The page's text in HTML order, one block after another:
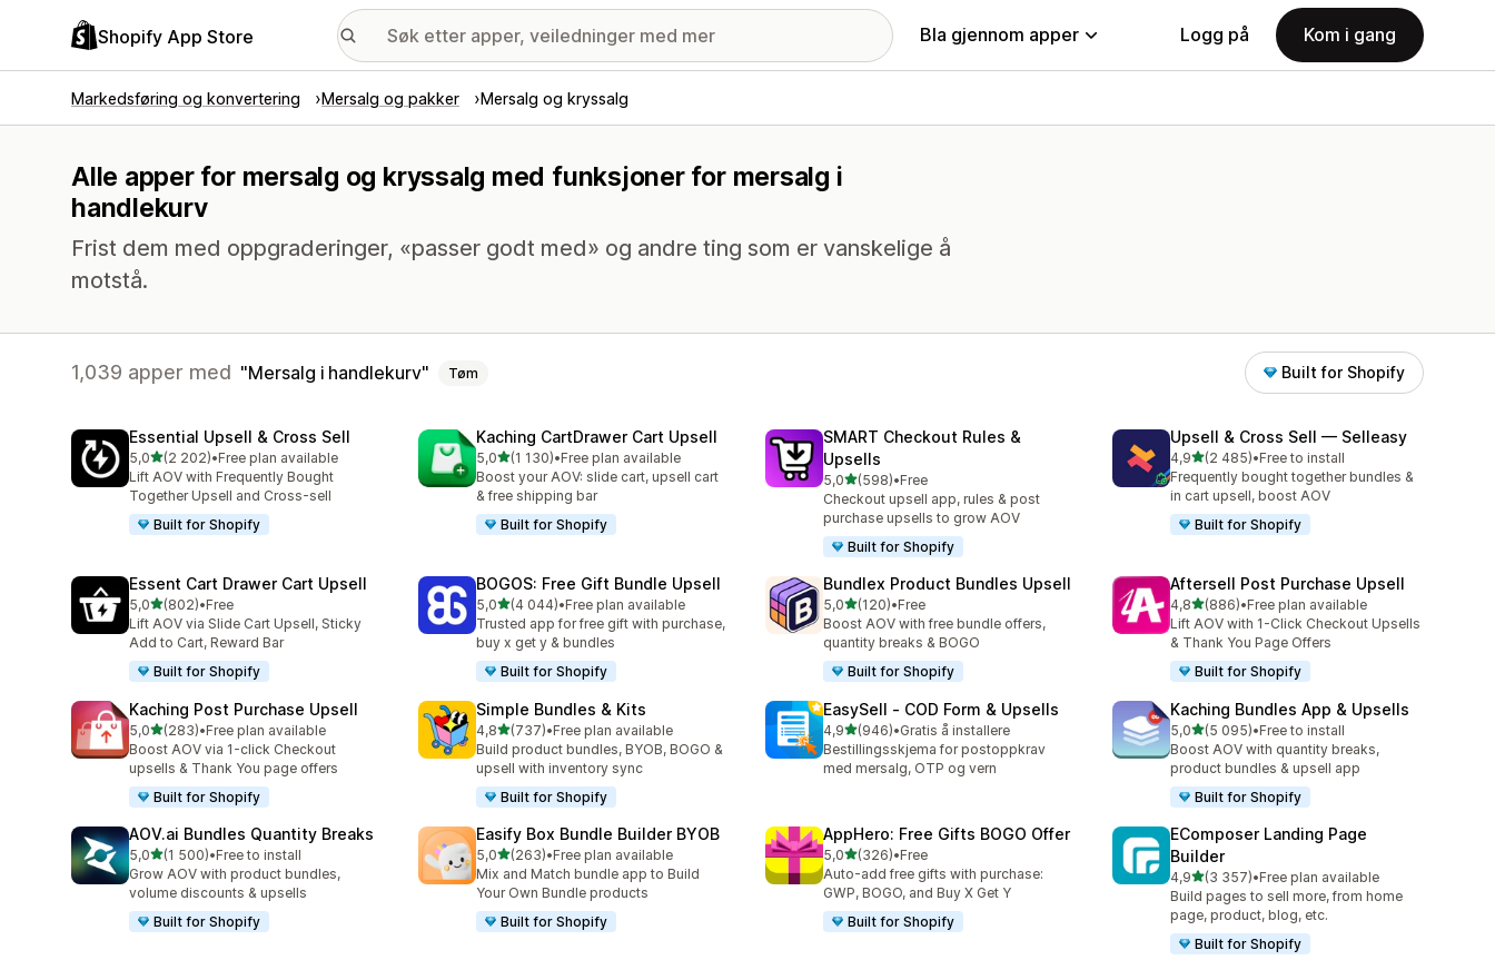
Shopify App Store Bla gjennom apper Logg på Kom i gang
Markedsføring og konvertering Mersalg og pakker Mersalg og kryssalg
Alle apper for mersalg og kryssalg med funksjoner for mersalg i
handlekurv
Frist dem med oppgraderinger, «passer godt med» og andre ting som er vanskelige å
motstå.
1,039 apper med Mersalg i handlekurv Tøm Built for Shopify
Essential Upsell & Cross Sell
5,0av 5 stjerner
(2 202)
Totalt 2202 omtaler
•Free plan available
Lift AOV with Frequently Bought
Together Upsell and Cross-sell
Built for Shopify
Kaching CartDrawer Cart Upsell
5,0av 5 stjerner
(1 130)
Totalt 1130 omtaler
•Free plan available
Boost your AOV: slide cart, upsell cart
& free shipping bar
Built for Shopify
SMART Checkout Rules &
Upsells
5,0av 5 stjerner
(598)
Totalt 598 omtaler
•Free
Checkout upsell app, rules & post
purchase upsells to grow AOV
Built for Shopify
Upsell & Cross Sell — Selleasy
4,9av 5 stjerner
(2 485)
Totalt 2485 omtaler
•Free to install
Frequently bought together bundles &
in cart upsell, boost AOV
Built for Shopify
Essent Cart Drawer Cart Upsell
5,0av 5 stjerner
(802)
Totalt 802 omtaler
•Free
Lift AOV via Slide Cart Upsell, Sticky
Add to Cart, Reward Bar
Built for Shopify
BOGOS: Free Gift Bundle Upsell
5,0av 5 stjerner
(4 044)
Totalt 4044 omtaler
•Free plan available
Trusted app for free gift with purchase,
buy x get y & bundles
Built for Shopify
Bundlex Product Bundles Upsell
5,0av 5 stjerner
(120)
Totalt 120 omtaler
•Free
Boost AOV with free bundle offers,
quantity breaks & BOGO
Built for Shopify
Aftersell Post Purchase Upsell
4,8av 5 stjerner
(886)
Totalt 886 omtaler
•Free plan available
Lift AOV with 1-Click Checkout Upsells
& Thank You Page Offers
Built for Shopify
Kaching Post Purchase Upsell
5,0av 5 stjerner
(283)
Totalt 283 omtaler
•Free plan available
Boost AOV via 1-click Checkout
upsells & Thank You page offers
Built for Shopify
Simple Bundles & Kits
4,8av 5 stjerner
(737)
Totalt 737 omtaler
•Free plan available
Build product bundles, BYOB, BOGO &
upsell with inventory sync
Built for Shopify
EasySell ‑ COD Form & Upsells
4,9av 5 stjerner
(946)
Totalt 946 omtaler
•Gratis å installere
Bestillingsskjema for postoppkrav
med mersalg, OTP og vern
Kaching Bundles App & Upsells
5,0av 5 stjerner
(5 095)
Totalt 5095 omtaler
•Free to install
Boost AOV with quantity breaks,
product bundles & upsell app
Built for Shopify
AOV.ai Bundles Quantity Breaks
5,0av 5 stjerner
(1 500)
Totalt 1500 omtaler
•Free to install
Grow AOV with product bundles,
volume discounts & upsells
Built for Shopify
Easify Box Bundle Builder BYOB
5,0av 5 stjerner
(263)
Totalt 263 omtaler
•Free plan available
Mix and Match bundle app to Build
Your Own Bundle products
Built for Shopify
AppHero: Free Gifts BOGO Offer
5,0av 5 stjerner
(326)
Totalt 326 omtaler
•Free
Auto-add free gifts with purchase:
GWP, BOGO, and Buy X Get Y
Built for Shopify
EComposer Landing Page
Builder
4,9av 5 stjerner
(3 357)
Totalt 3357 omtaler
•Free plan available
Build pages to sell more, from home
page, product, blog, etc.
Built for Shopify